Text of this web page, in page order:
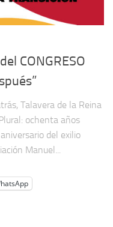
CONGRESO
Talavera de la Reina
ochenta años
del exilio
Manuel...